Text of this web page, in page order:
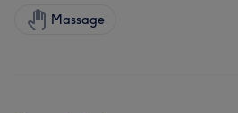
Massage